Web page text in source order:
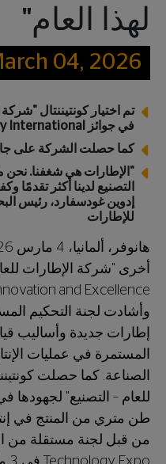
لهذا العام"
04, 2026
تم اختيار كونتيننتال
في جوائز Tire Technology International
كما حصلت الشركة على
"الإطارات هي شغفنا. نحن
التصنيع لدينا أكثر تقدمًا
إدوين غودسفارد، رئيس
للإطارات
وأشادت لجنة التحكيم
إطارات جديدة وأساليب
المستمرة في عمليات
الصناعة. كما حصلت
للعام – التصنيع" لجهودها
طن متري من المنتج في